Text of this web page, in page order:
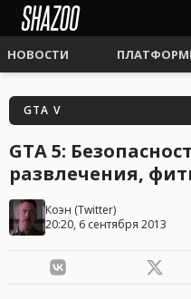
НОВОСТИ
GTA V
GTA 5:
развлечения,
Коэн (Twitter)
20:20, 6 сентября 2013